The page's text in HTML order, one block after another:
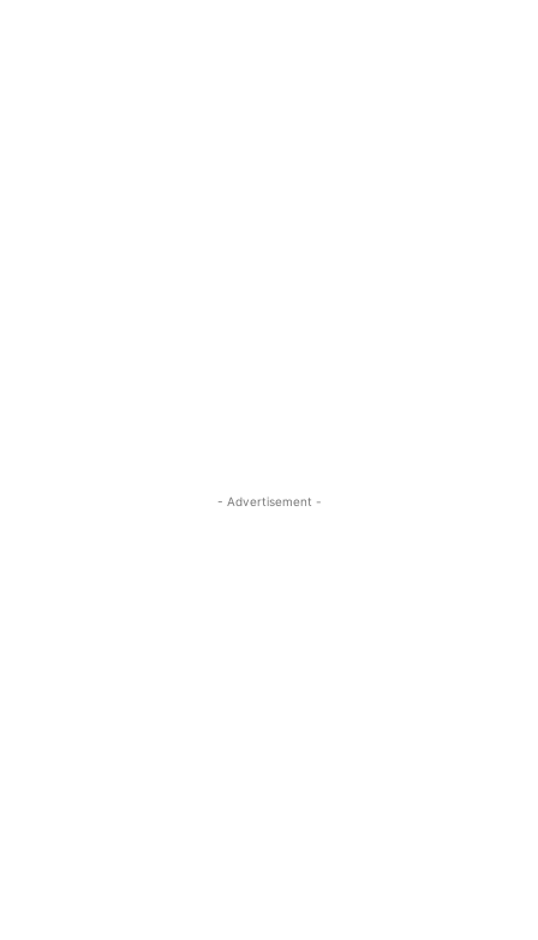
- Advertisement -